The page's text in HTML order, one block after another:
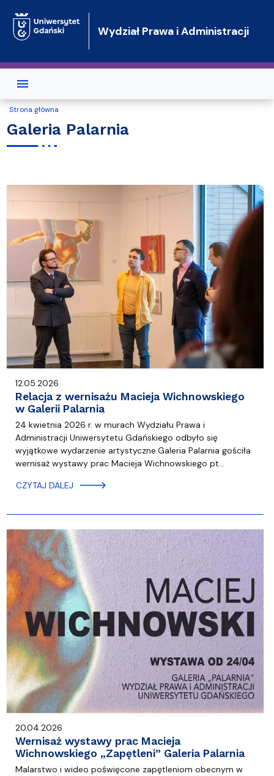
Wydział Prawa i Administracji
Strona główna
Galeria Palarnia
12.05.2026
Relacja z wernisażu Macieja Wichnowskiego
w Galerii Palarnia
24 kwietnia 2026 r. w murach Wydziału Prawa i
Administracji Uniwersytetu Gdańskiego odbyło się
wyjątkowe wydarzenie artystyczne.Galeria Palarnia gościła
wernisaż wystawy prac Macieja Wichnowskiego pt…
CZYTAJ DALEJ
20.04.2026
Wernisaż wystawy prac Macieja
Wichnowskiego „Zapętleni” Galeria Palarnia
Malarstwo i wideo poświęcone zapętleniom obecnym w